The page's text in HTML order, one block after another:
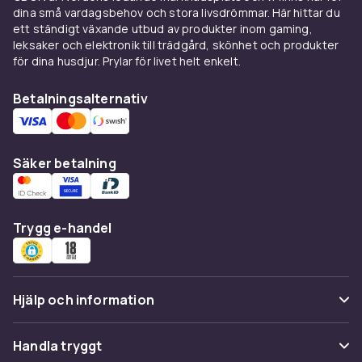
detalj räknas.
DualSense ger fördjupad
kontroll
DualSense-handkontrollen erbjuder haptisk
feedback och adaptiva avtryckare som ger en
spelar action, sport eller äventyr förstärks
upplevelsen genom mer detaljerad
återkoppling.
Stort spelutbud och
bakåtkompatibilitet
Playstation 5 ger tillgång till ett brett bibliotek
av PS5-spel samtidigt som en stor del av PS4-
fortsätta spela tidigare favoriter och samtidigt
dina små vardagsbehov och stora livsdrömmar. Här hittar du
ett ständigt växande utbud av produkter inom gaming,
leksaker och elektronik till trädgård, skönhet och produkter
för dina husdjur. Prylar för livet helt enkelt.
Betalningsalternativ
Säker betalning
Trygg e-handel
Hjälp och information
Vanliga frågor
Handla tryggt